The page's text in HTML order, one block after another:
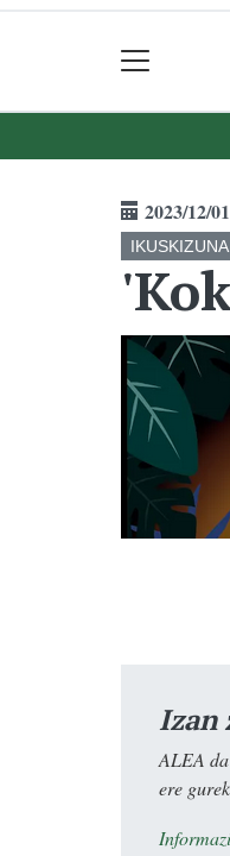
2023/12/01
IKUSKIZUNA
Izan
ALEA
ere